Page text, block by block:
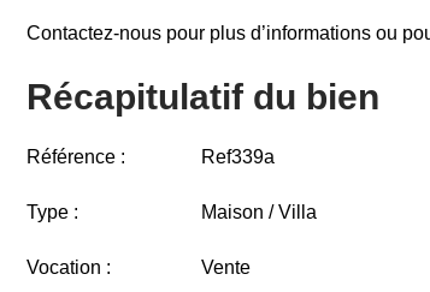
Contactez-nous pour plus d’informations ou
Récapitulatif du bien
Référence :
Type :
Vocation :
Ref339a
Maison / Villa
Vente